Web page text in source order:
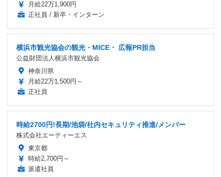
月給22万1,900円
正社員 / 新卒・インターン
横浜市観光協会の観光・MICE・ 広報PR担当
公益財団法人横浜市観光協会
神奈川県
月給22万1,500円～
正社員
時給2700円!長期/池袋/社内セキュリティ推進/メンバー
株式会社エーティーエス
東京都
時給2,700円～
派遣社員